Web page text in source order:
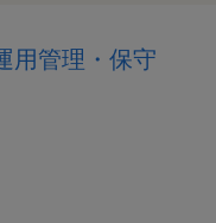
用管理・保守